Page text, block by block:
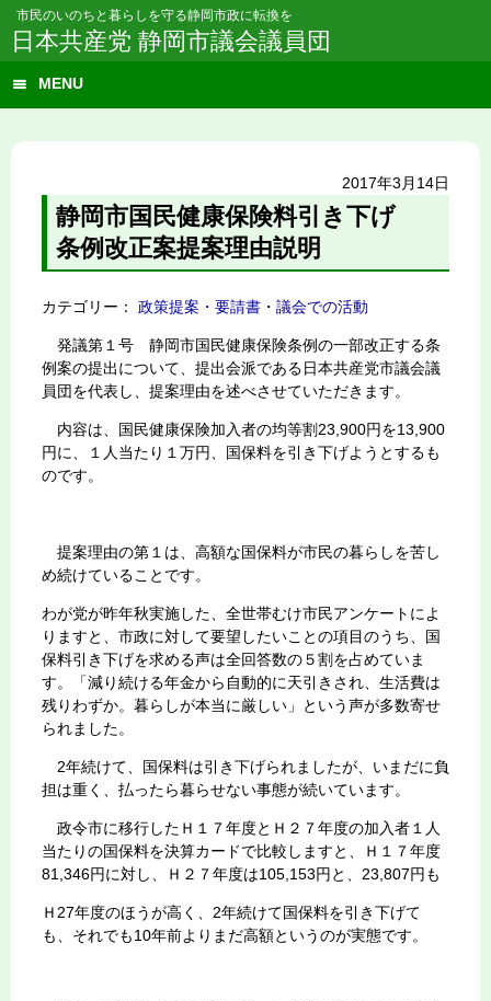
市民のいのちと暮らしを守る静岡市政に転換を
日本共産党 静岡市議会議員団
MENU
2017年3月14日
静岡市国民健康保険料引き下げ
条例改正案提案理由説明
カテゴリー： 政策提案・要請書 ・ 議会での活動
発議第１号 静岡市国民健康保険条例の一部改正する条
例案の提出について、提出会派である日本共産党市議会議
員団を代表し、提案理由を述べさせていただきます。
内容は、国民健康保険加入者の均等割23,900円を13,900
円に、１人当たり１万円、国保料を引き下げようとするも
のです。
提案理由の第１は、高額な国保料が市民の暮らしを苦し
め続けていることです。
わが党が昨年秋実施した、全世帯むけ市民アンケートによ
りますと、市政に対して要望したいことの項目のうち、国
保料引き下げを求める声は全回答数の５割を占めていま
す。「減り続ける年金から自動的に天引きされ、生活費は
残りわずか。暮らしが本当に厳しい」という声が多数寄せ
られました。
2年続けて、国保料は引き下げられましたが、いまだに負
担は重く、払ったら暮らせない事態が続いています。
政令市に移行したＨ１７年度とＨ２７年度の加入者１人
当たりの国保料を決算カードで比較しますと、Ｈ１７年度
81,346円に対し、Ｈ２７年度は105,153円と、23,807円も
Ｈ27年度のほうが高く、2年続けて国保料を引き下げて
も、それでも10年前よりまだ高額というのが実態です。